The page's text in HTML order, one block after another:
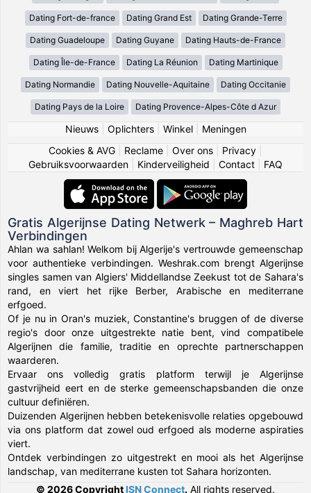
Dating Fort-de-france Dating Grand Est Dating Grande-Terre
Dating Guadeloupe Dating Guyane Dating Hauts-de-France
Dating Île-de-France Dating La Réunion Dating Martinique
Dating Normandie Dating Nouvelle-Aquitaine Dating Occitanie
Dating Pays de la Loire Dating Provence-Alpes-Côte d Azur
Nieuws| Oplichters| Winkel| Meningen
Cookies & AVG
Reclame Over ons Privacy
Gebruiksvoorwaarden
Kinderveiligheid Contact FAQ
Gratis Algerijnse Dating Netwerk – Maghreb Hart
Verbindingen
Ahlan wa sahlan! Welkom bij Algerije's vertrouwde gemeenschap
voor authentieke verbindingen. Weshrak.com brengt Algerijnse
singles samen van Algiers' Middellandse Zeekust tot de Sahara's
rand, en viert het rijke Berber, Arabische en mediterrane
erfgoed.
Of je nu in Oran's muziek, Constantine's bruggen of de diverse
regio's door onze uitgestrekte natie bent, vind compatibele
Algerijnen die familie, traditie en oprechte partnerschappen
waarderen.
Ervaar ons volledig gratis platform terwijl je Algerijnse
gastvrijheid eert en de sterke gemeenschapsbanden die onze
cultuur definiëren.
Duizenden Algerijnen hebben betekenisvolle relaties opgebouwd
via ons platform dat zowel oud erfgoed als moderne aspiraties
viert.
Ontdek verbindingen zo uitgestrekt en mooi als het Algerijnse
landschap, van mediterrane kusten tot Sahara horizonten.
© 2026 Copyright ISN Connect. All rights reserved.